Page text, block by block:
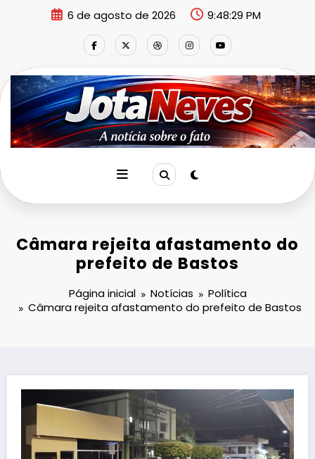
6 de agosto de 2026 9:48:30 PM
Câmara rejeita afastamento do
prefeito de Bastos
Página inicial Notícias
Política
Câmara rejeita afastamento do prefeito de Bastos